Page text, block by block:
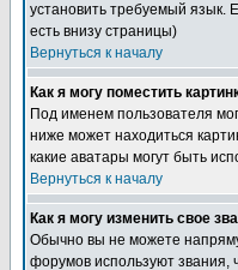
установить требуемый язык.
есть внизу страницы)
Вернуться к началу
Как я могу поместить
Под именем пользователя
ниже может находиться
какие аватары могут быть
Вернуться к началу
Как я могу изменить свое
Обычно вы не можете
форумов используют звания,